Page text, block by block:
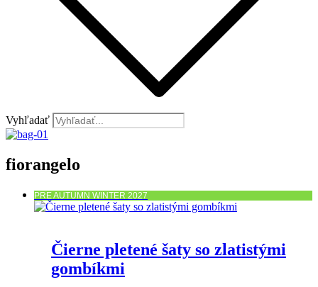
Vyhľadať
fiorangelo
PRE AUTUMN WINTER 2027
Čierne pletené šaty so zlatistými
gombíkmi